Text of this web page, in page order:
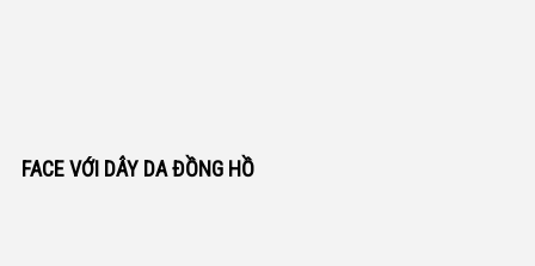
FACE VỚI DÂY DA ĐỒNG HỒ